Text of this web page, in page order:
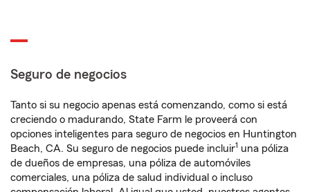
Seguro de negocios
Tanto si su negocio apenas está comenzando, como si está
creciendo o madurando, State Farm le proveerá con
opciones inteligentes para seguro de negocios en Huntington
Beach, CA. Su seguro de negocios puede incluir1 una póliza
de dueños de empresas, una póliza de automóviles
comerciales, una póliza de salud individual o incluso